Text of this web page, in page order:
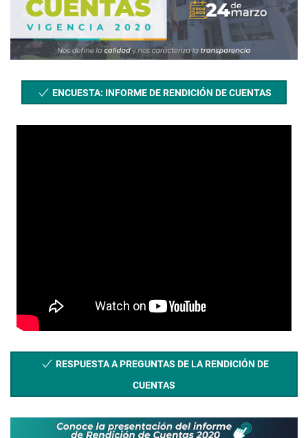
ENCUESTA: INFORME DE RENDICIÓN DE CUENTAS
RESPUESTA A PREGUNTAS DE LA RENDICIÓN DE
CUENTAS